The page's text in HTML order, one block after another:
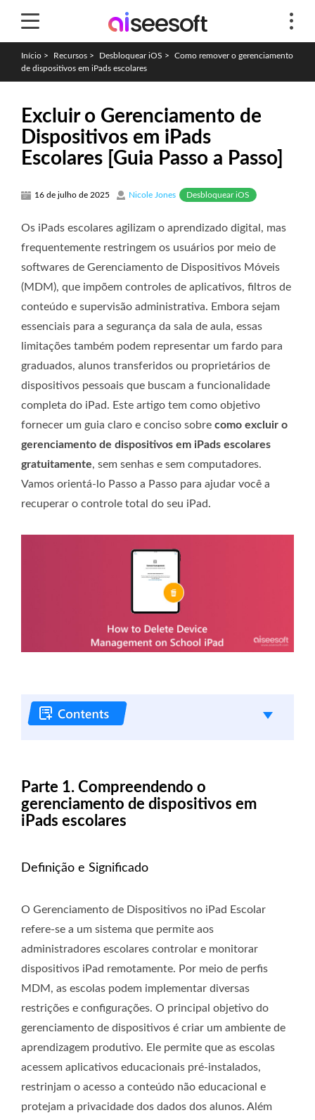
Início > Recursos > Desbloquear iOS >
Como remover o gerenciamento
de dispositivos em iPads escolares
Excluir o Gerenciamento de
Dispositivos em iPads
Escolares [Guia Passo a Passo]
16 de julho de 2025 Nicole Jones Desbloquear iOS
Os iPads escolares agilizam o aprendizado digital, mas
frequentemente restringem os usuários por meio de
softwares de Gerenciamento de Dispositivos Móveis
(MDM), que impõem controles de aplicativos, filtros de
conteúdo e supervisão administrativa. Embora sejam
essenciais para a segurança da sala de aula, essas
limitações também podem representar um fardo para
graduados, alunos transferidos ou proprietários de
dispositivos pessoais que buscam a funcionalidade
completa do iPad. Este artigo tem como objetivo
fornecer um guia claro e conciso sobre como excluir o
gerenciamento de dispositivos em iPads escolares
gratuitamente, sem senhas e sem computadores.
Vamos orientá-lo Passo a Passo para ajudar você a
recuperar o controle total do seu iPad.
Parte 1. Compreendendo o
gerenciamento de dispositivos em
iPads escolares
Definição e Significado
O Gerenciamento de Dispositivos no iPad Escolar
refere-se a um sistema que permite aos
administradores escolares controlar e monitorar
dispositivos iPad remotamente. Por meio de perfis
MDM, as escolas podem implementar diversas
restrições e configurações. O principal objetivo do
gerenciamento de dispositivos é criar um ambiente de
aprendizagem produtivo. Ele permite que as escolas
acessem aplicativos educacionais pré-instalados,
restrinjam o acesso a conteúdo não educacional e
protejam a privacidade dos dados dos alunos. Além